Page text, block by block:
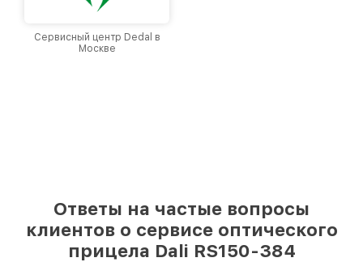
Сервисный центр Dedal в
Москве
Ответы на частые вопросы
клиентов о сервисе оптического
прицела Dali RS150-384